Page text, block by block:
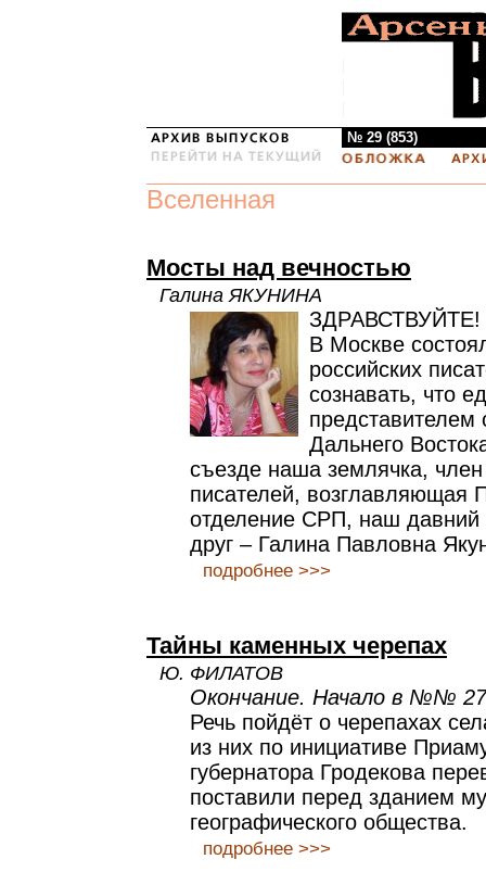
№ 29 (853)
Вселенная
Мосты над вечностью
Галина ЯКУНИНА
ЗДРАВСТВУЙТЕ!
В Москве
российских
сознавать, что
представителем
Дальнего
съезде наша землячка,
писателей, возглавляющая
отделение СРП, наш давний
друг – Галина Павловна
подробнее >>>
Тайны каменных черепах
Ю. ФИЛАТОВ
Окончание. Начало в №№
Речь пойдёт о черепахах
из них по инициативе
губернатора Гродекова
поставили перед зданием
географического общества.
подробнее >>>